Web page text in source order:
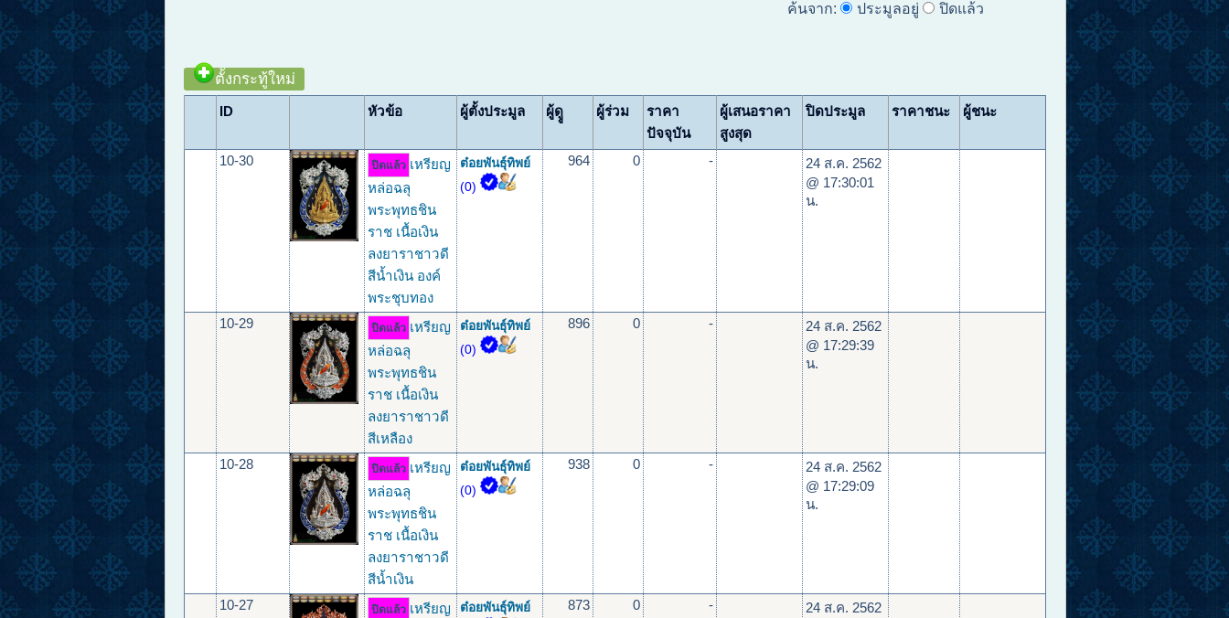
ค้นจาก: ประมูลอยู่ ปิดแล้ว
ตั้งกระทู้ใหม่
ID หัวข้อ ผู้ตั้งประมูล ผู้ดูู ผู้ร่วม
ราคา
ปัจจุบัน
ผู้เสนอราคา
สูงสุด
ปิดประมูล ราคาชนะ ผู้ชนะ
10-30 ปิดแล้ว เหรียญ
หล่อฉลุ
พระพุทธชิน
ราช เนื้อเงิน
ลงยาราชาวดี
สีน้ำเงิน องค์
พระชุบทอง
ต๋อยพันธุ์ทิพย์
(0)
964 0 -
24 ส.ค. 2562
@ 17:30:01
น.
10-29 ปิดแล้ว เหรียญ
หล่อฉลุ
พระพุทธชิน
ราช เนื้อเงิน
ลงยาราชาวดี
สีเหลือง
ต๋อยพันธุ์ทิพย์
(0)
896 0 -
24 ส.ค. 2562
@ 17:29:39
น.
10-28 ปิดแล้ว เหรียญ
หล่อฉลุ
พระพุทธชิน
ราช เนื้อเงิน
ลงยาราชาวดี
สีน้ำเงิน
ต๋อยพันธุ์ทิพย์
(0)
938 0 -
24 ส.ค. 2562
@ 17:29:09
น.
10-27 ปิดแล้ว เหรียญ
ต๋อยพันธุ์ทิพย์
873 0 -
24 ส.ค. 2562